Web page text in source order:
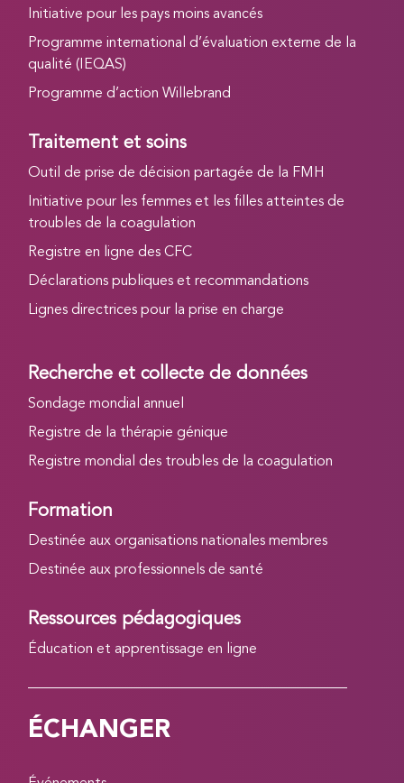
Initiative pour les pays moins avancés
Programme international d’évaluation externe de la
qualité (IEQAS)
Programme d’action Willebrand
Traitement et soins
Outil de prise de décision partagée de la FMH
Initiative pour les femmes et les filles atteintes de
troubles de la coagulation
Registre en ligne des CFC
Déclarations publiques et recommandations
Lignes directrices pour la prise en charge
Recherche et collecte de données
Sondage mondial annuel
Registre de la thérapie génique
Registre mondial des troubles de la coagulation
Formation
Destinée aux organisations nationales membres
Destinée aux professionnels de santé
Ressources pédagogiques
Éducation et apprentissage en ligne
ÉCHANGER